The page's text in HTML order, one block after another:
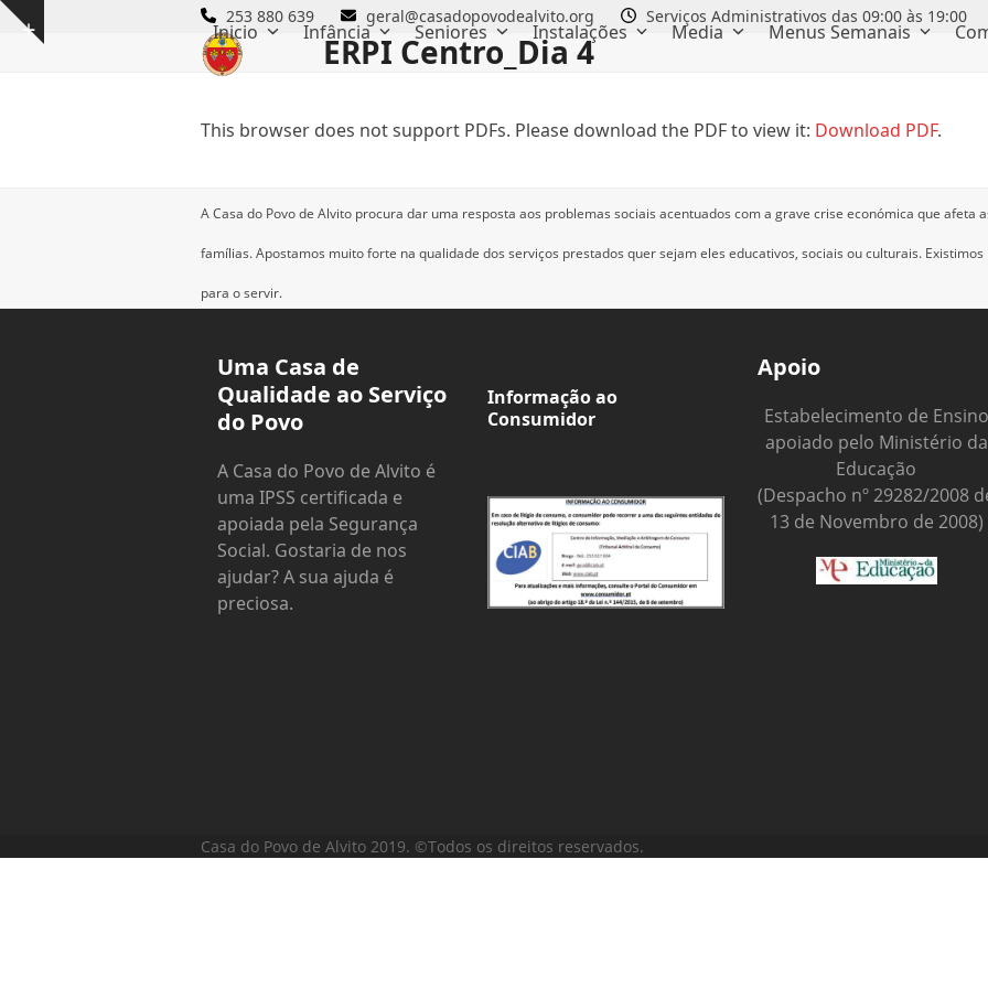
Skip
Show
253 880 639 geral@casadopovodealvito.org Serviços Administrativos das 09:00 às 19:00
Inicio Infância Seniores Instalações Media Menus Semanais
ERPI Centro_Dia 4
This browser does not support PDFs. Please download the PDF to view it: Download PDF.
A Casa do Povo de Alvito procura dar uma resposta aos problemas sociais acentuados com a grave crise económica que afeta
famílias.Apostamos muito forte na qualidade dos serviços prestados quer sejam eles educativos, sociais ou culturais. Existimos
para o servir.
Uma Casa de
Qualidade ao Serviço
do Povo
A Casa do Povo de Alvito é
uma IPSS certificada e
apoiada pela Segurança
Social. Gostaria de nos
ajudar? A sua ajuda é
preciosa.
Informação ao
Consumidor
Apoio
Estabelecimento de Ensino
apoiado pelo Ministério da
Educação
(Despacho nº 29282/2008
13 de Novembro de 2008)
Casa do Povo de Alvito 2019. ©Todos os direitos reservados.